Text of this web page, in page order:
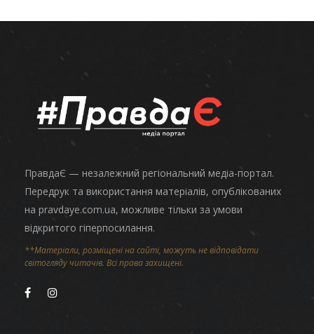
ПравдаЄ — незалежний регіональний медіа-портал.
Передрук та використання матеріалів, опублікованих
на pravdaye.com.ua, можливе тільки за умови
відкритого гіперпосилання.
**Матеріали, розміщені на сайті, можуть не відповідати
світогляду читачів. Всі права захищені.